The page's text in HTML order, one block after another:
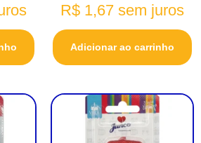
R$ 1,67 sem juros
Adicionar ao carrinho